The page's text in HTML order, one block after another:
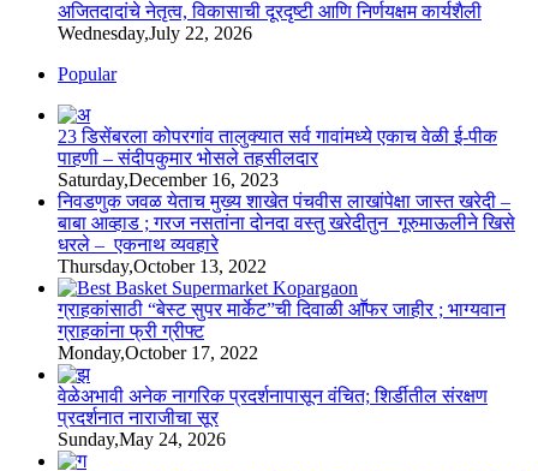
अजितदादांचे नेतृत्व, विकासाची दूरदृष्टी आणि निर्णयक्षम कार्यशैली
Wednesday,July 22, 2026
Popular
23 डिसेंबरला कोपरगांव तालुक्‍यात सर्व गावांमध्ये एकाच वेळी ई-पीक
पाहणी – संदीपकुमार भोसले तहसीलदार
Saturday,December 16, 2023
निवडणुक जवळ येताच मुख्य शाखेत पंचवीस लाखांपेक्षा जास्त खरेदी –
बाबा आव्हाड ; गरज नसतांना दोनदा वस्तु खरेदीतुन गूरुमाऊलीने खिसे
धरले – एकनाथ व्यवहारे
Thursday,October 13, 2022
ग्राहकांसाठी “बेस्ट सुपर मार्केट”ची दिवाळी आॕफर जाहीर ; भाग्यवान
ग्राहकांना फ्री ग्रीफ्ट
Monday,October 17, 2022
वेळेअभावी अनेक नागरिक प्रदर्शनापासून वंचित; शिर्डीतील संरक्षण
प्रदर्शनात नाराजीचा सूर
Sunday,May 24, 2026